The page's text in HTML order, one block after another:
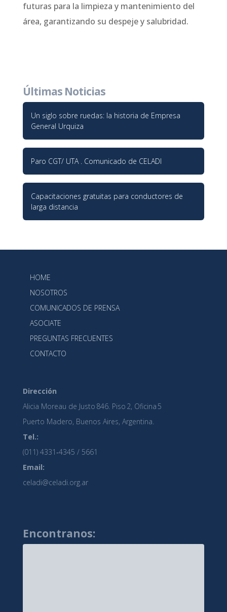
futuras para la limpieza y mantenimiento del
área, garantizando su despeje y salubridad.
Últimas Noticias
Un siglo sobre ruedas: la historia de Empresa
General Urquiza
Paro CGT/ UTA . Comunicado de CELADI
Capacitaciones gratuitas para conductores de
larga distancia
HOME
NOSOTROS
COMUNICADOS DE PRENSA
ASOCIATE
PREGUNTAS FRECUENTES
CONTACTO
Dirección
Alicia Moreau de Justo 846. Piso 2, Oficina 5
Puerto Madero, Buenos Aires, Argentina.
Tel.:
(011) 4331‑4345 / 5661
Email:
celadi@celadi.org.ar
Encontranos: